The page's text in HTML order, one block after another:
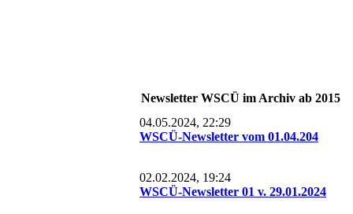
2017_07_28_ video Summerbreeze 2017
2017_07_21_Bilder Sturmnacht Promefest
Clubfest 2015
Newsletter WSCÜ im Archiv ab 2015
04.05.2024, 22:29
WSCÜ-Newsletter vom 01.04.204
02.02.2024, 19:24
WSCÜ-Newsletter 01 v. 29.01.2024